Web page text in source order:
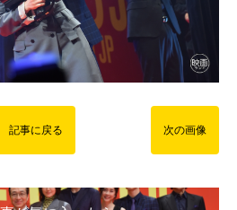
記事に戻る 次の画像